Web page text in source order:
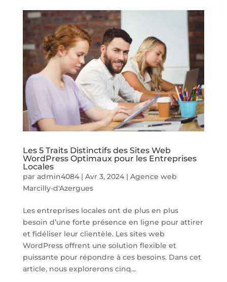
Les 5 Traits Distinctifs des Sites Web
WordPress Optimaux pour les Entreprises
Locales
par admin4084| Avr 3, 2024| Agence web
Marcilly-d'Azergues
Les entreprises locales ont de plus en plus
besoin d’une forte présence en ligne pour attirer
et fidéliser leur clientèle. Les sites web
WordPress offrent une solution flexible et
puissante pour répondre à ces besoins. Dans cet
article, nous explorerons cinq...